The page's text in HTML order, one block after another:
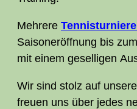
Meh­re­re
Sai­son­er­öff­nung bis
mit einem gesel­li­gen
Wir sind stolz auf unse­re
freu­en uns über jedes